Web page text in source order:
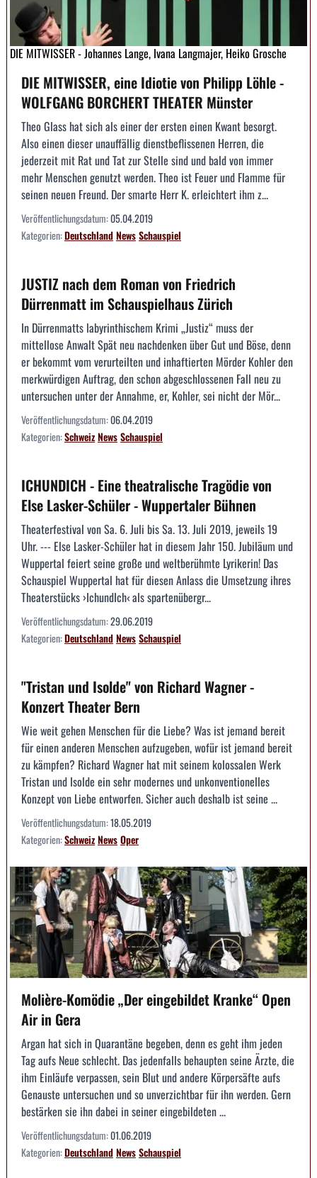
DIE MITWISSER - Johannes Lange, Ivana Langmajer, Heiko Grosche
DIE MITWISSER, eine Idiotie von Philipp Löhle -
WOLFGANG BORCHERT THEATER Münster
Theo Glass hat sich als einer der ersten einen Kwant besorgt.
Also einen dieser unauffällig dienstbeflissenen Herren, die
jederzeit mit Rat und Tat zur Stelle sind und bald von immer
mehr Menschen genutzt werden. Theo ist Feuer und Flamme für
seinen neuen Freund. Der smarte Herr K. erleichtert ihm z...
Veröffentlichungsdatum:05.04.2019
Kategorien:DeutschlandNewsSchauspiel
JUSTIZ nach dem Roman von Friedrich
Dürrenmatt im Schauspielhaus Zürich
In Dürrenmatts labyrinthischem Krimi „Justiz“ muss der
mittellose Anwalt Spät neu nachdenken über Gut und Böse, denn
er bekommt vom verurteilten und inhaftierten Mörder Kohler den
merkwürdigen Auftrag, den schon abgeschlossenen Fall neu zu
untersuchen unter der Annahme, er, Kohler, sei nicht der Mör...
Veröffentlichungsdatum:06.04.2019
Kategorien:SchweizNewsSchauspiel
ICHUNDICH - Eine theatralische Tragödie von
Else Lasker-Schüler - Wuppertaler Bühnen
Theaterfestival von Sa. 6. Juli bis Sa. 13. Juli 2019, jeweils 19
Uhr. --- Else Lasker-Schüler hat in diesem Jahr 150. Jubiläum und
Wuppertal feiert seine große und weltberühmte Lyrikerin! Das
Schauspiel Wuppertal hat für diesen Anlass die Umsetzung ihres
Theaterstücks ›IchundIch‹ als spartenübergr...
Veröffentlichungsdatum:29.06.2019
Kategorien:DeutschlandNewsSchauspiel
"Tristan und Isolde" von Richard Wagner -
Konzert Theater Bern
Wie weit gehen Menschen für die Liebe? Was ist jemand bereit
für einen anderen Menschen aufzugeben, wofür ist jemand bereit
zu kämpfen? Richard Wagner hat mit seinem kolossalen Werk
Tristan und Isolde ein sehr modernes und unkonventionelles
Konzept von Liebe entworfen. Sicher auch deshalb ist seine ...
Veröffentlichungsdatum:18.05.2019
Kategorien:SchweizNewsOper
Molière-Komödie „Der eingebildet Kranke“ Open
Air in Gera
Argan hat sich in Quarantäne begeben, denn es geht ihm jeden
Tag aufs Neue schlecht. Das jedenfalls behaupten seine Ärzte, die
ihm Einläufe verpassen, sein Blut und andere Körpersäfte aufs
Genauste untersuchen und so unverzichtbar für ihn werden. Gern
bestärken sie ihn dabei in seiner eingebildeten ...
Veröffentlichungsdatum:01.06.2019
Kategorien:DeutschlandNewsSchauspiel